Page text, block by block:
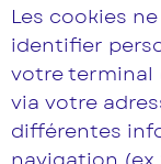
Les cookies
identifier
votre terminal
via votre
différentes